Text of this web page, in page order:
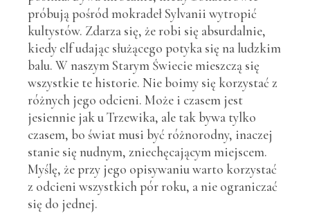
próbują pośród mokradeł Sylvanii wytropić
kultystów. Zdarza się, że robi się absurdalnie,
kiedy elf udając służącego potyka się na ludzkim
balu. W naszym Starym Świecie mieszczą się
wszystkie te historie. Nie boimy się korzystać z
różnych jego odcieni. Może i czasem jest
jesiennie jak u Trzewika, ale tak bywa tylko
czasem, bo świat musi być różnorodny, inaczej
stanie się nudnym, zniechęcającym miejscem.
Myślę, że przy jego opisywaniu warto korzystać
z odcieni wszystkich pór roku, a nie ograniczać
się do jednej.